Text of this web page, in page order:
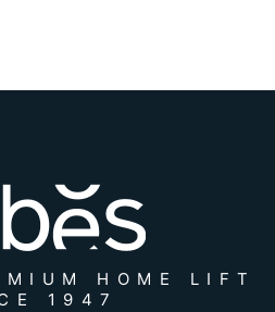
HOME LIFT
1947